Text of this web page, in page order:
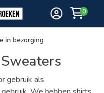
0
in bezorging
gebruik als